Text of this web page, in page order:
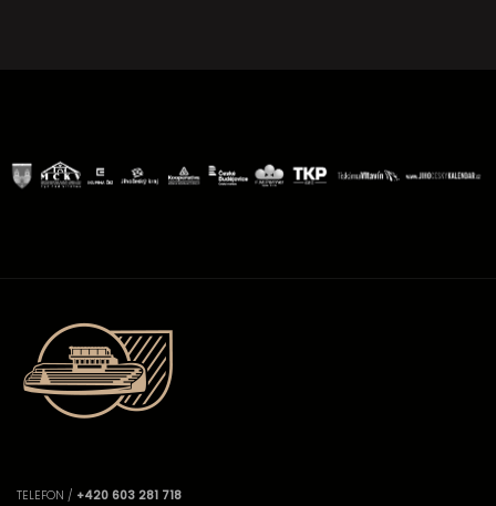
TELEFON / +420 603 281 718